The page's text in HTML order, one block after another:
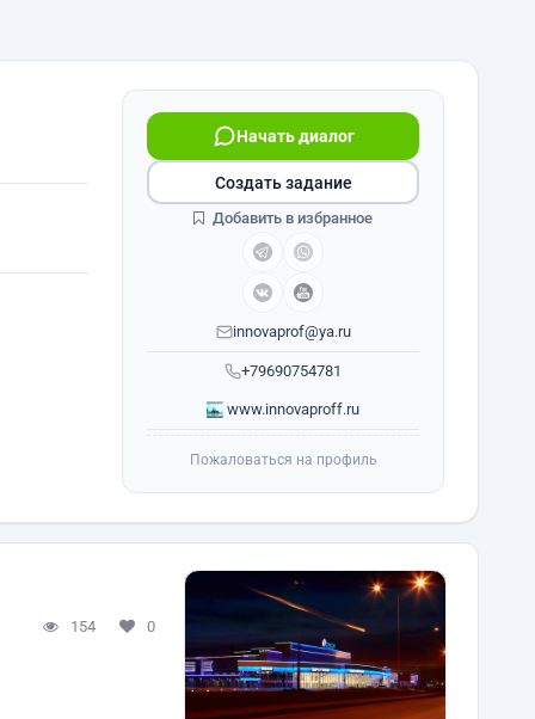
+79690754781
Начать диалог
innovaprof@ya.ru
www.innovaproff.ru
Создать задание
Добавить в избранное
Пожаловаться на профиль
154 0